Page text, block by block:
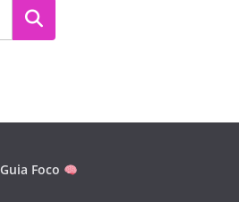
Pesquisar
Guia Foco